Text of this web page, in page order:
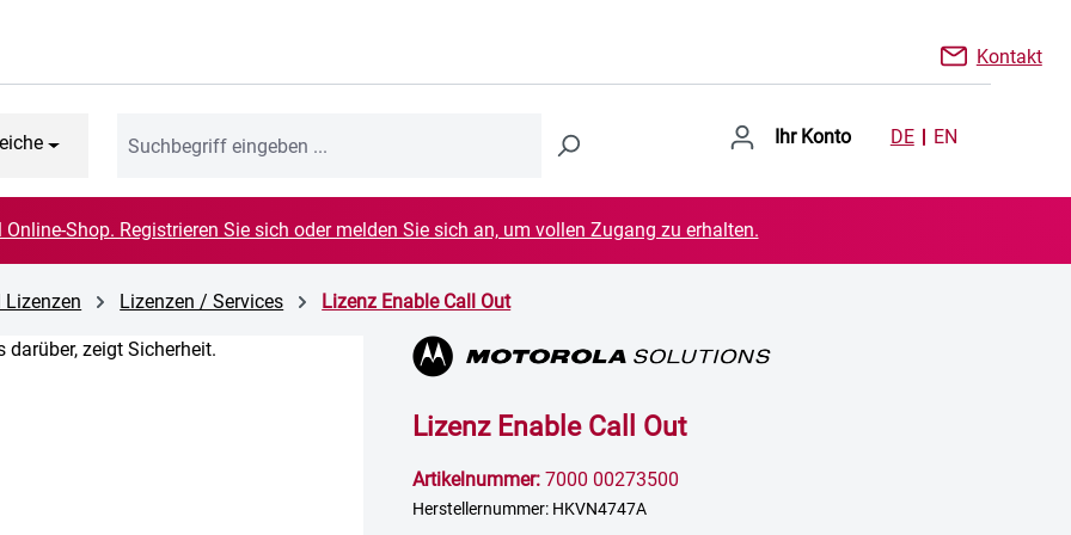
Kontakt
Ihr Konto DE EN
Shop. Registrieren Sie sich oder melden Sie sich an, um vollen Zugang zu erhalten.
Lizenzen Lizenzen / Services Lizenz Enable Call Out
Lizenz Enable Call Out
Artikelnummer: 7000 00273500
Herstellernummer: HKVN4747A